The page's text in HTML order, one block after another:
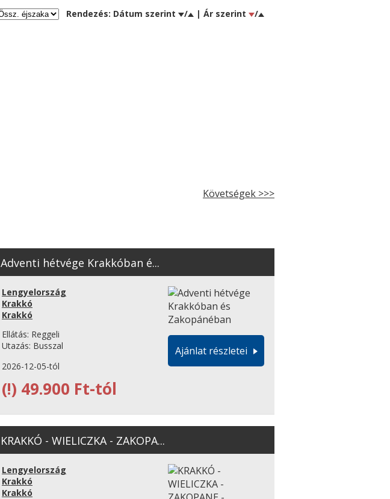
Rendezés: Dátum szerint / | Ár szerint /
Követségek >>>
Adventi hétvége Krakkóban é...
Lengyelország
Krakkó
Krakkó
Ellátás: Reggeli
Utazás: Busszal
2026-12-05-tól
(!) 49.900 Ft-tól
Ajánlat részletei
KRAKKÓ - WIELICZKA - ZAKOPA...
Lengyelország
Krakkó
Krakkó